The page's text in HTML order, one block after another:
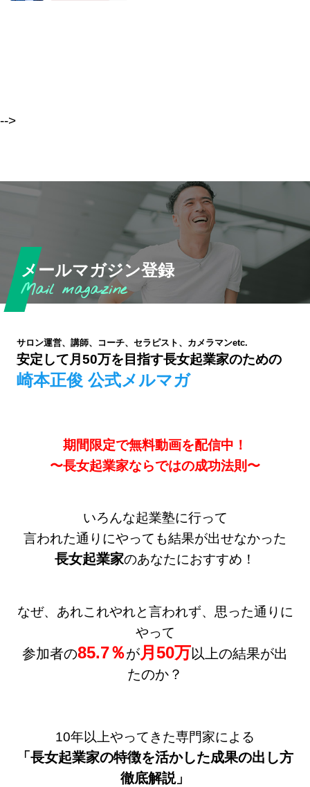
-->
メールマガジン登録
サロン運営、講師、コーチ、セラピスト、カメラマンetc.
安定して月50万を目指す長女起業家のための
崎本正俊 公式メルマガ
期間限定で無料動画を配信中！
〜長女起業家ならではの成功法則〜
いろんな起業塾に行って
言われた通りにやっても結果が出せなかった
長女起業家のあなたにおすすめ！
なぜ、あれこれやれと言われず、思った通りに
やって
参加者の85.7％が月50万以上の結果が出
たのか？
10年以上やってきた専門家による
「長女起業家の特徴を活かした成果の出し方
徹底解説」